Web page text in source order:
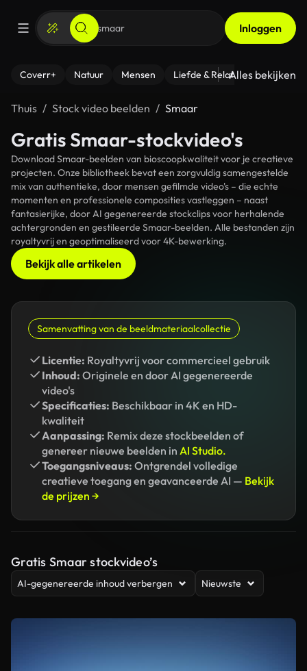
Inloggen
Coverr+ Natuur Mensen Liefde & Relaties - Fitness
Alles bekijken
Thuis Stock video beelden Smaar
Gratis Smaar-stockvideo's
Download Smaar-beelden van bioscoopkwaliteit voor je creatieve
projecten. Onze bibliotheek bevat een zorgvuldig samengestelde
mix van authentieke, door mensen gefilmde video's – die echte
momenten en professionele composities vastleggen – naast
fantasierijke, door AI gegenereerde stockclips voor herhalende
achtergronden en gestileerde Smaar-beelden. Alle bestanden zijn
royaltyvrij en geoptimaliseerd voor 4K-bewerking.
Bekijk alle artikelen
Samenvatting van de beeldmateriaalcollectie
Licentie: Royaltyvrij voor commercieel gebruik
Inhoud: Originele en door AI gegenereerde
video's
Specificaties: Beschikbaar in 4K en HD-
kwaliteit
Aanpassing: Remix deze stockbeelden of
genereer nieuwe beelden in AI Studio.
Toegangsniveaus: Ontgrendel volledige
creatieve toegang en geavanceerde AI — Bekijk
de prijzen →
Gratis Smaar stockvideo’s
AI-gegenereerde inhoud verbergen Nieuwste